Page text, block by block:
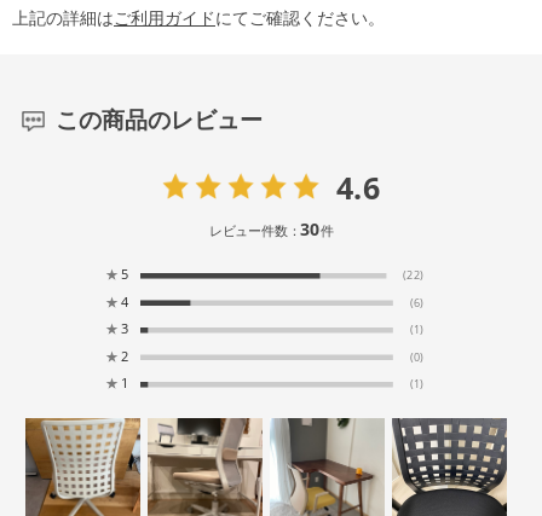
上記の詳細はご利用ガイドにてご確認ください。
この商品のレビュー
4.6
レビュー件数：30件
★ 5 (22)
★ 4 (6)
★ 3 (1)
★ 2 (0)
★ 1 (1)